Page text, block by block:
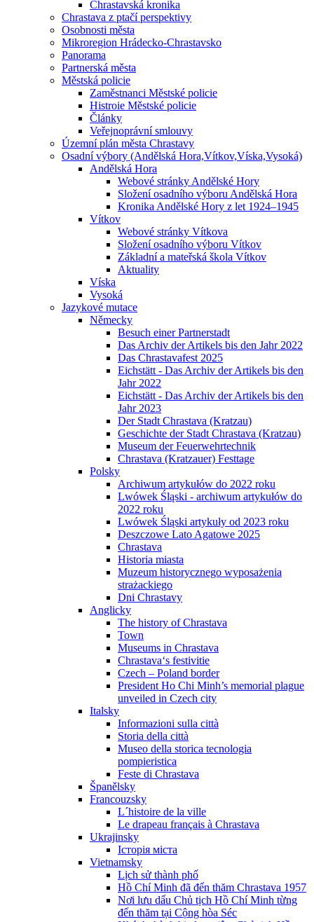
Chrastavská kronika
Chrastava z ptačí perspektivy
Osobnosti města
Mikroregion Hrádecko-Chrastavsko
Panorama
Partnerská města
Městská policie
Zaměstnanci Městské policie
Histroie Městské policie
Články
Veřejnoprávní smlouvy
Územní plán města Chrastavy
Osadní výbory (Andělská Hora,Vítkov,Víska,Vysoká)
Andělská Hora
Webové stránky Andělské Hory
Složení osadního výboru Andělská Hora
Kronika Andělské Hory z let 1924–1945
Vítkov
Webové stránky Vítkova
Složení osadního výboru Vítkov
Základní a mateřská škola Vítkov
Aktuality
Víska
Vysoká
Jazykové mutace
Německy
Besuch einer Partnerstadt
Das Archiv der Artikels bis den Jahr 2022
Das Chrastavafest 2025
Eichstätt - Das Archiv der Artikels bis den
Jahr 2022
Eichstätt - Das Archiv der Artikels bis den
Jahr 2023
Der Stadt Chrastava (Kratzau)
Geschichte der Stadt Chrastava (Kratzau)
Museum der Feuerwehrtechnik
Chrastava (Kratzauer) Festtage
Polsky
Archiwum artykułów do 2022 roku
Lwówek Śląski - archiwum artykułów do
2022 roku
Lwówek Śląski artykuły od 2023 roku
Deszczowe Lato Agatowe 2025
Chrastava
Historia miasta
Muzeum historycznego wyposażenia
strażackiego
Dni Chrastavy
Anglicky
The history of Chrastava
Town
Museums in Chrastava
Chrastava‘s festivitie
Czech – Poland border
President Ho Chi Minh’s memorial plague
unveiled in Czech city
Italsky
Informazioni sulla città
Storia della città
Museo della storica tecnologia
pompieristica
Feste di Chrastava
Španělsky
Francouzsky
L´histoire de la ville
Le drapeau français à Chrastava
Ukrajinsky
Історія міста
Vietnamsky
Lịch sử thành phố
Hồ Chí Minh đã đến thăm Chrastava 1957
Nơi lưu dấu Chủ tịch Hồ Chí Minh từng
đến thăm tại Cộng hòa Séc